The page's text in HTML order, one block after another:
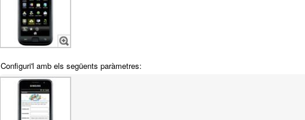
Configuri'l amb els següents paràmetres: